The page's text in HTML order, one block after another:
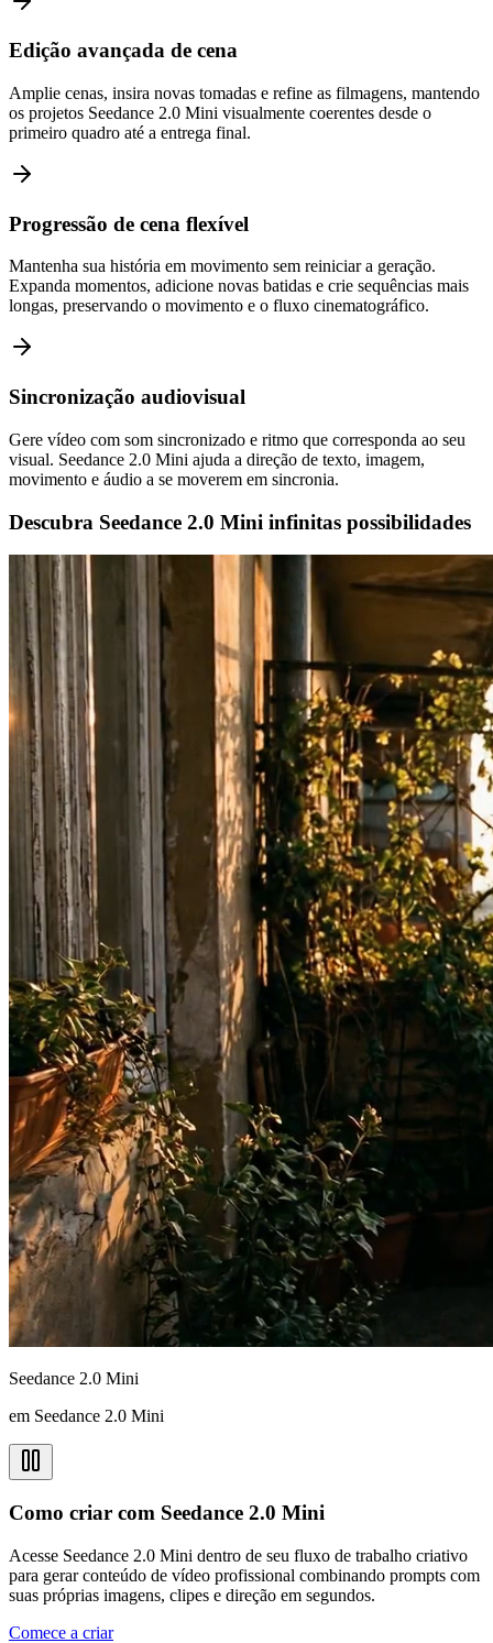
Edição avançada de cena
Amplie cenas, insira novas tomadas e refine as filmagens, mantendo
os projetos Seedance 2.0 Mini visualmente coerentes desde o
primeiro quadro até a entrega final.
Progressão de cena flexível
Mantenha sua história em movimento sem reiniciar a geração.
Expanda momentos, adicione novas batidas e crie sequências mais
longas, preservando o movimento e o fluxo cinematográfico.
Sincronização audiovisual
Gere vídeo com som sincronizado e ritmo que corresponda ao seu
visual. Seedance 2.0 Mini ajuda a direção de texto, imagem,
movimento e áudio a se moverem em sincronia.
Descubra Seedance 2.0 Mini infinitas possibilidades
Seedance 2.0 Mini
em Seedance 2.0 Mini
Como criar com Seedance 2.0 Mini
Acesse Seedance 2.0 Mini dentro de seu fluxo de trabalho criativo
para gerar conteúdo de vídeo profissional combinando prompts com
suas próprias imagens, clipes e direção em segundos.
Comece a criar